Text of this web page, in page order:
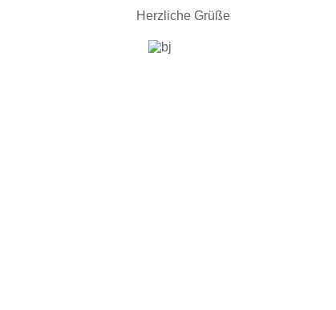
Herzliche Grüße